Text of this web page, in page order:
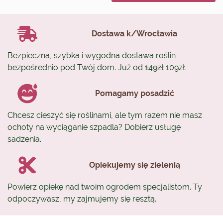
Dostawa k/Wrocławia
Bezpieczna, szybka i wygodna dostawa roślin
bezpośrednio pod Twój dom. Już od 149zł 109zł.
Pomagamy posadzić
Chcesz cieszyć się roślinami, ale tym razem nie masz
ochoty na wyciąganie szpadla? Dobierz usługę
sadzenia.
Opiekujemy się zielenią
Powierz opiekę nad twoim ogrodem specjalistom. Ty
odpoczywasz, my zajmujemy się resztą.